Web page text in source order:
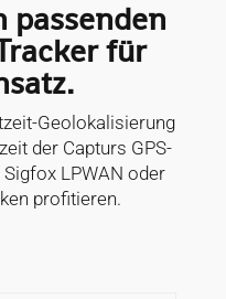
passenden
für
Geolokalisierung
der Capturs GPS-
LPWAN oder
profitieren.